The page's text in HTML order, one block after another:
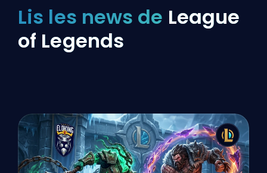
Lis les news de League
of Legends